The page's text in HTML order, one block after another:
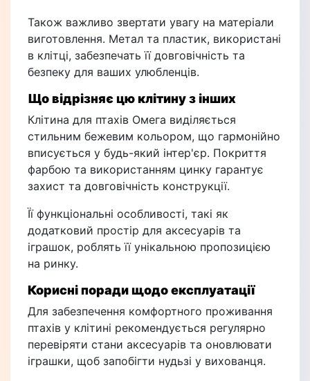
Також важливо звертати увагу на матеріали
виготовлення. Метал та пластик, використані
в клітці, забезпечать її довговічність та
безпеку для ваших улюбленців.
Що відрізняє цю клітину з інших
Клітина для птахів Омега виділяється
стильним бежевим кольором, що гармонійно
вписується у будь-який інтер'єр. Покриття
фарбою та використанням цинку гарантує
захист та довговічність конструкції.
Її функціональні особливості, такі як
додатковий простір для аксесуарів та
іграшок, роблять її унікальною пропозицією
на ринку.
Корисні поради щодо експлуатації
Для забезпечення комфортного проживання
птахів у клітині рекомендується регулярно
перевіряти стани аксесуарів та оновлювати
іграшки, щоб запобігти нудьзі у вихованця.